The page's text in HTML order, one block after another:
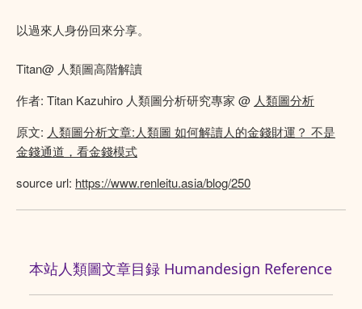
以過來人身份回來分享。
Titan@ 人類圖高階解讀
作者: Titan Kazuhiro 人類圖分析研究專家 @ 人類圖分析
原文: 人類圖分析文章:人類圖 如何解讀人的金錢財運？ 不是
金錢通道，看金錢模式
source url: https://www.renleitu.asia/blog/250
本站人類圖文章目録 Humandesign Reference